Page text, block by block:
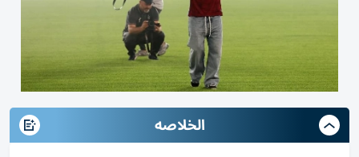
الخلاصه